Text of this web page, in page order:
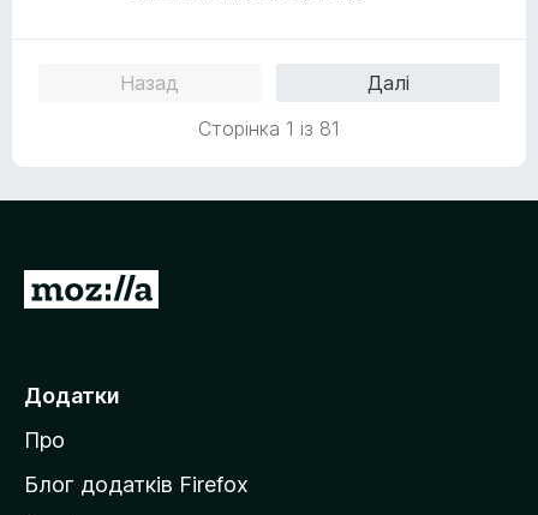
Назад
Далі
Сторінка 1 із 81
П
е
й
т
и
Додатки
Про
Блог додатків Firefox